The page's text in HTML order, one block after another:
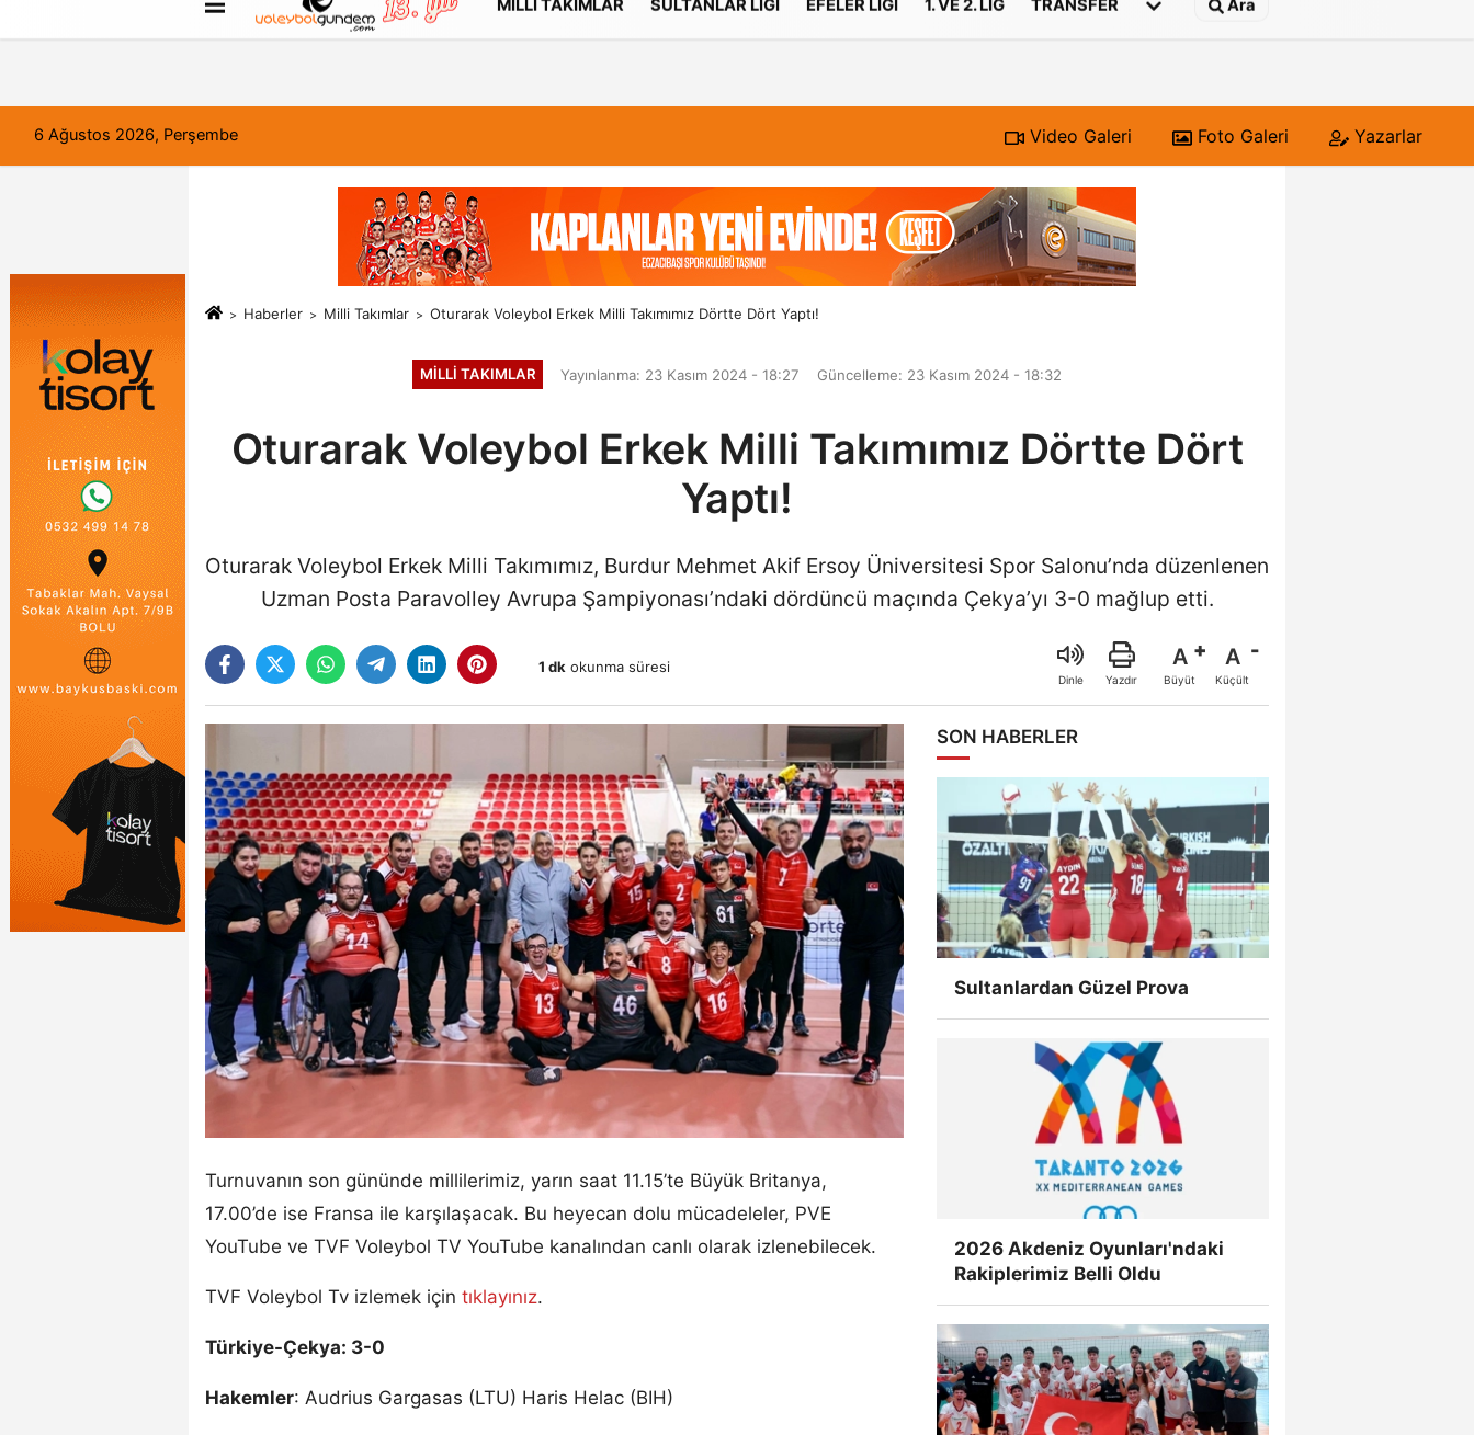
FORUM Haber Gönder Künye
MILLI TAKIMLAR SULTANLAR LIGI EFELER LIGI 1. VE 2. LIG TRANSFER Ara
6 Ağustos 2026, Perşembe Video Galeri Foto Galeri Yazarlar
Haberler Milli Takımlar Oturarak Voleybol Erkek Milli Takımımız Dörtte Dört Yaptı!
MILLI TAKIMLAR Yayınlanma: 23 Kasım 2024 - 18:27 Güncelleme: 23 Kasım 2024 - 18:32
Oturarak Voleybol Erkek Milli Takımımız Dörtte Dört
Yaptı!
Oturarak Voleybol Erkek Milli Takımımız, Burdur Mehmet Akif Ersoy Üniversitesi Spor Salonu’nda düzenlenen
Uzman Posta Paravolley Avrupa Şampiyonası’ndaki dördüncü maçında Çekya’yı 3-0 mağlup etti.
1 dk okunma süresi
Dinle Yazdır
A
Büyüt
A
Küçült
Turnuvanın son gününde millilerimiz, yarın saat 11.15’te Büyük Britanya,
17.00’de ise Fransa ile karşılaşacak. Bu heyecan dolu mücadeleler, PVE
YouTube ve TVF Voleybol TV YouTube kanalından canlı olarak izlenebilecek.
TVF Voleybol Tv izlemek için tıklayınız.
Türkiye-Çekya: 3-0
Hakemler: Audrius Gargasas (LTU) Haris Helac (BIH)
SON HABERLER
Sultanlardan Güzel Prova
2026 Akdeniz Oyunları'ndaki
Rakiplerimiz Belli Oldu